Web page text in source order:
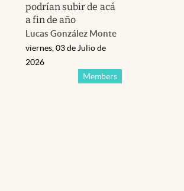
podrían subir de acá
a fin de año
Lucas González Monte
Members
viernes, 03 de Julio de
2026